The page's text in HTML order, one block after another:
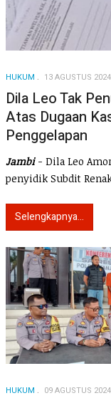
HUKUM 13 AGUSTUS 2024
Dila Leo Tak
Atas Dugaan
Penggelapan
Jambi- Dila Leo
penyidik Subdit
Selengkapnya...
HUKUM 09 AGUSTUS 2024